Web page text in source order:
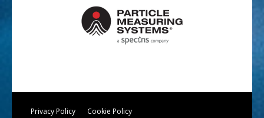
Privacy Policy Cookie Policy